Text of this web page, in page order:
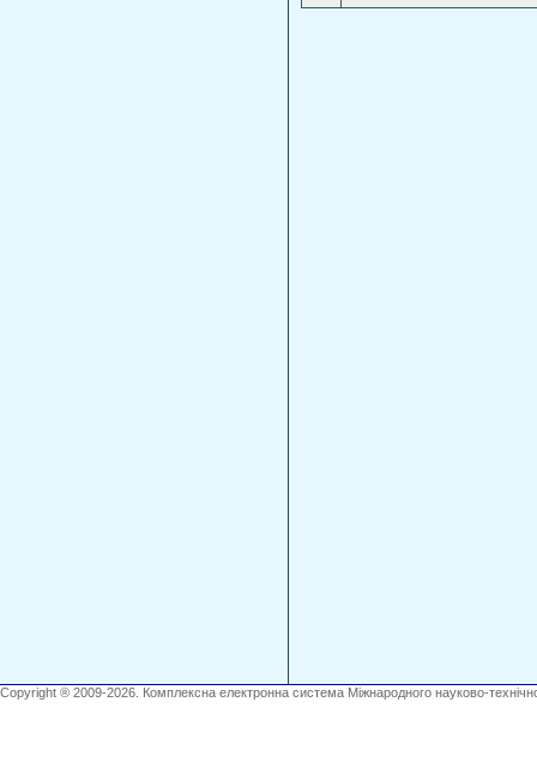
Copyright ® 2009-2026. Комплексна електронна система Міжнародного науково-